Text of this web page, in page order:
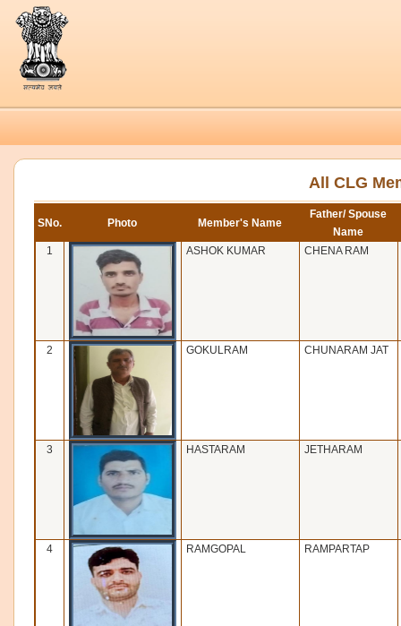
All CLG
SNo. Photo Member's Name
Father/ Spouse
Name
1
ASHOK KUMAR CHENA RAM
2 GOKULRAM CHUNARAM JAT
3 HASTARAM JETHARAM
4 RAMGOPAL RAMPARTAP